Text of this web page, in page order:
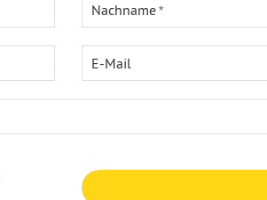
Nachname
E-Mail